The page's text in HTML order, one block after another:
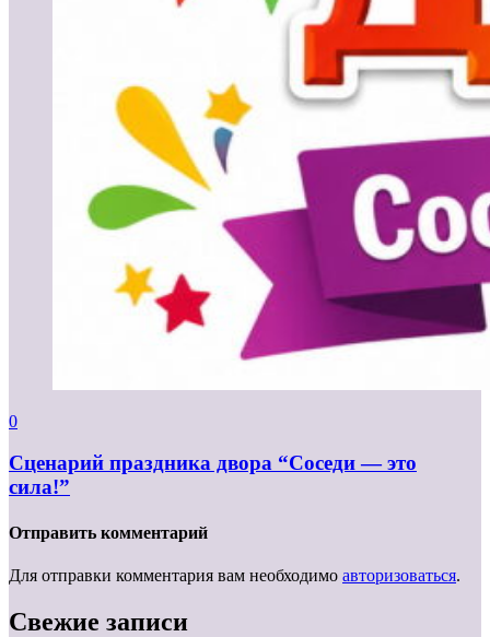
0
Сценарий праздника двора “Соседи — это
сила!”
Отправить комментарий
Для отправки комментария вам необходимо авторизоваться.
Свежие записи